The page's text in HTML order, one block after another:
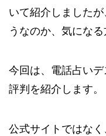
いて紹介しました
うなのか、気になる
今回は、電話占い
評判を紹介します。
公式サイトではなく